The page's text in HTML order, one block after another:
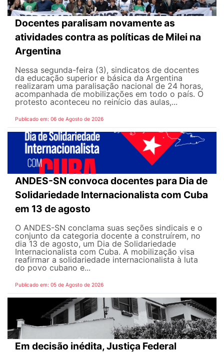
Docentes paralisam novamente as
atividades contra as políticas de Milei na
Argentina
Nessa segunda-feira (3), sindicatos de docentes
da educação superior e básica da Argentina
realizaram uma paralisação nacional de 24 horas,
acompanhada de mobilizações em todo o país. O
protesto aconteceu no reinício das aulas,...
Publicado em: 06 de Agosto de 2026
ANDES-SN convoca docentes para Dia de
Solidariedade Internacionalista com Cuba
em 13 de agosto
O ANDES-SN conclama suas seções sindicais e o
conjunto da categoria docente a construírem, no
dia 13 de agosto, um Dia de Solidariedade
Internacionalista com Cuba. A mobilização visa
reafirmar a solidariedade internacionalista à luta
do povo cubano e...
Publicado em: 05 de Agosto de 2026
Em decisão inédita, Justiça Federal